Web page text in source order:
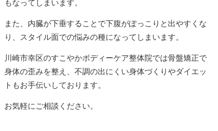
もなってしまいます。
また、内臓が下垂することで下腹がぽっこりと出やすくな
り、スタイル面での悩みの種になってしまいます。
川崎市幸区のすこやかボディーケア整体院では骨盤矯正で
身体の歪みを整え、不調の出にくい身体づくりやダイエッ
トもお手伝いしております。
お気軽にご相談ください。